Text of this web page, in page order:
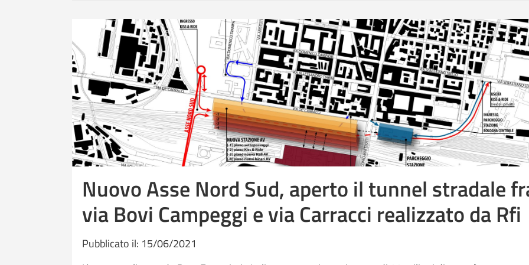
Nuovo Asse Nord Sud, aperto il tunnel stradale
via Bovi Campeggi e via Carracci realizzato da Rfi
Pubblicato il: 15/06/2021